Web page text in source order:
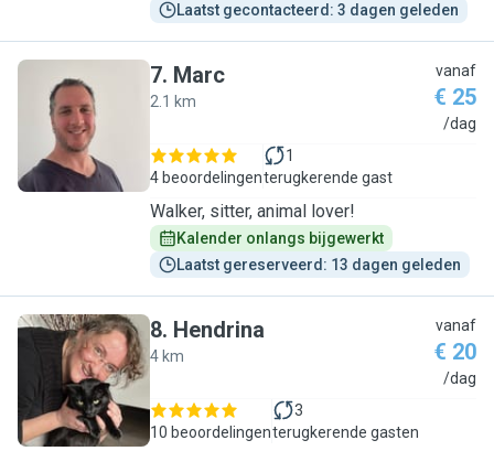
Laatst gecontacteerd: 3 dagen geleden
M
7. Marc
2.1 km
vanaf
€ 25
/dag
4 beoordelingen
1
terugkerende gast
Walker, sitter, animal lover!
Kalender onlangs bijgewerkt
Laatst gereserveerd: 13 dagen geleden
H
8. Hendrina
4 km
vanaf
€ 20
/dag
10 beoordelingen
3
terugkerende gasten